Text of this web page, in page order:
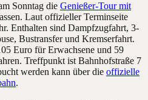
Sonntag die Genießer-Tour mit
Laut offizieller Terminseite
Enthalten sind Dampfzugfahrt, 3-
Bustransfer und Kremserfahrt.
Euro für Erwachsene und 59
Treffpunkt ist Bahnhofstraße 7
werden kann über die offizielle
.